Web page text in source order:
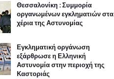
Θεσσαλονίκη : Συμμορία
οργανωμένων εγκληματιών στα
χέρια της Αστυνομίας
Εγκληματική οργάνωση
εξάρθρωσε η Ελληνική
Αστυνομία στην περιοχή της
Καστοριάς